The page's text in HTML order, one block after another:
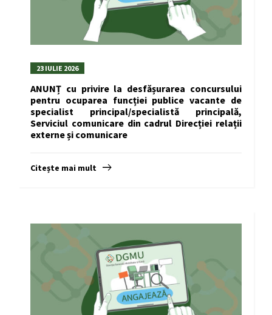
23 IULIE 2026
ANUNȚ cu privire la desfășurarea concursului
pentru ocuparea funcției publice vacante de
specialist principal/specialistă principală,
Serviciul comunicare din cadrul Direcției relații
externe și comunicare
Citește mai mult